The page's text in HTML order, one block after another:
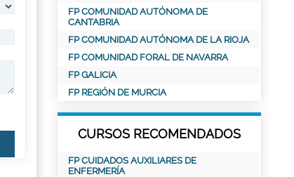
FP COMUNIDAD AUTÓNOMA DE
CANTABRIA
FP COMUNIDAD AUTÓNOMA DE LA RIOJA
FP COMUNIDAD FORAL DE NAVARRA
FP GALICIA
FP REGIÓN DE MURCIA
CURSOS RECOMENDADOS
FP CUIDADOS AUXILIARES DE
ENFERMERÍA